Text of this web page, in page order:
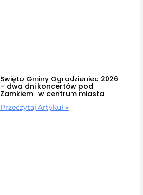
Święto Gminy Ogrodzieniec 2026
– dwa dni koncertów pod
Zamkiem i w centrum miasta
Przeczytaj Artykuł »